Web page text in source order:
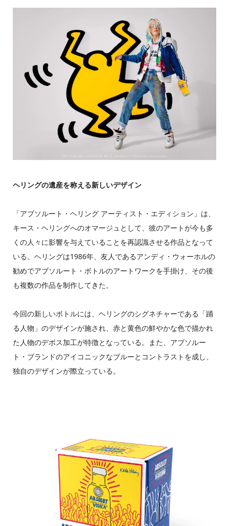
ヘリングの遺産を称える新しいデザイン
「アブソルート・ヘリング アーティスト・エディション」は、
キース・ヘリングへのオマージュとして、彼のアートが今も多
くの人々に影響を与えていることを再認識させる作品となって
いる。ヘリングは1986年、友人であるアンディ・ウォーホルの
勧めでアブソルート・ボトルのアートワークを手掛け、その後
も複数の作品を制作してきた。
今回の新しいボトルには、ヘリングのシグネチャーである「踊
る人物」のデザインが施され、赤と黄色の鮮やかな色で描かれ
た人物のデボス加工が特徴となっている。また、アブソルー
ト・ブランドのアイコニックなブルーとコントラストを成し、
独自のデザインが際立っている。